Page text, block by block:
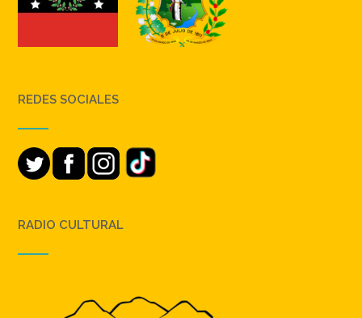
REDES SOCIALES
RADIO CULTURAL